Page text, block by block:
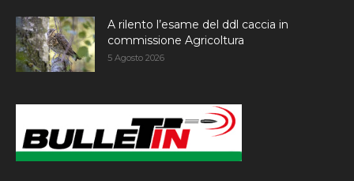
A rilento l’esame del ddl caccia in
commissione Agricoltura
5 Agosto 2026